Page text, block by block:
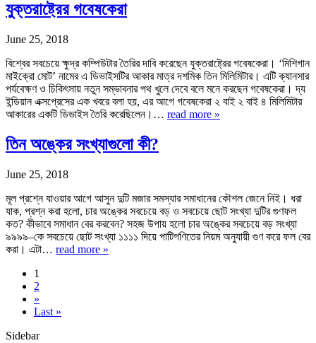
যুক্তরাষ্ট্রের গবেষকেরা
June 25, 2018
বিশ্বের সবচেয়ে ক্ষুদ্র কম্পিউটার তৈরির দাবি করেছেন যুক্তরাষ্ট্রের গবেষকেরা। ‘মিশিগান
মাইক্রো মোট’ নামের এ ডিভাইসটির আকার মাত্র দশমিক তিন মিলিমিটার। এটি ক্যানসার
পর্যবেক্ষণ ও চিকিৎসায় নতুন সম্ভাবনার পথ খুলে দেবে বলে মনে করছেন গবেষকেরা। দ্য
ইন্ডিয়ান এক্সপ্রেসের এক খবরে বলা হয়, এর আগে গবেষকেরা ২ বাই ২ বাই ৪ মিলিমিটার
আকারের একটি ডিভাইস তৈরি করেছিলেন।… read more »
তিন অঙ্কের সংখ্যাগুলো কী?
June 25, 2018
মূল প্রশ্নে যাওয়ার আগে আসুন দুটি মজার সমস্যার সমাধানের কৌশল জেনে নিই। ধরা
যাক, প্রশ্ন করা হলো, চার অঙ্কের সবচেয়ে বড় ও সবচেয়ে ছোট সংখ্যা দুটির গুণফল
কত? কীভাবে সমাধান বের করবেন? সহজ উপায় হলো চার অঙ্কের সবচেয়ে বড় সংখ্যা
৯৯৯৯–কে সবচেয়ে ছোট সংখ্যা ১১১১ দিয়ে পাটিগণিতের নিয়ম অনুযায়ী গুণ করে ফল বের
করা। এটা… read more »
1
2
»
Last »
Sidebar